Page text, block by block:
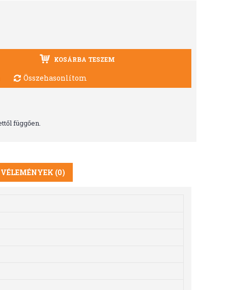
KOSÁRBA TESZEM
Összehasonlítom
függően.
VÉLEMÉNYEK (0)